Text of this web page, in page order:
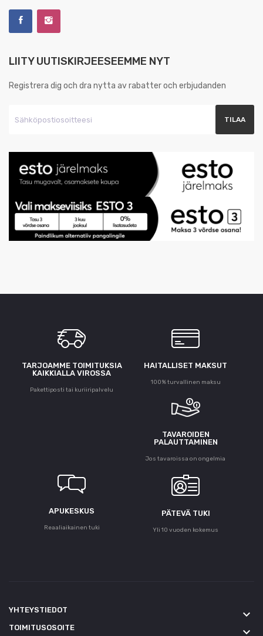
LIITY UUTISKIRJEESEEMME NYT
Registrera dig och dra nytta av rabatter och erbjudanden
TARJOAMME TOIMITUKSIA
KAIKKIALLA VIROSSA
Pakettiposti tai kuriiripalvelu
HAITALLISET MAKSUT
100% turvallinen maksu
TAVAROIDEN
PALAUTTAMINEN
Jos tavaroissa on ongelmia
APUKESKUS
Reaaliaikainen tuki
PÄTEVÄ TUKI
Yli 10 vuoden kokemus
YHTEYSTIEDOT keyboard_arrow_down
TOIMITUSOSOITE keyboard_arrow_down